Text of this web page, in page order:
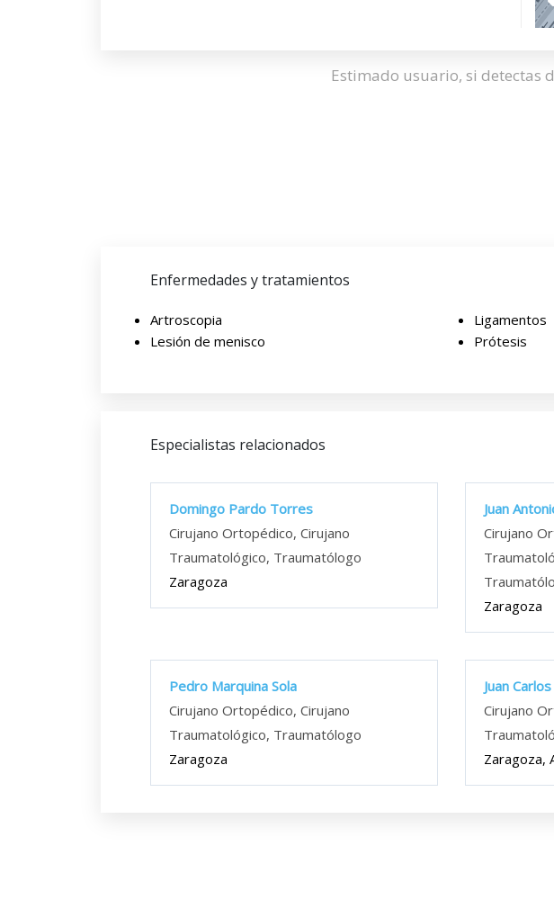
Estimado usuario, si detectas
Enfermedades y tratamientos
Artroscopia
Lesión de menisco
Ligamentos
Prótesis
Especialistas relacionados
Domingo Pardo Torres
Cirujano Ortopédico, Cirujano
Traumatológico, Traumatólogo
Zaragoza
Juan
Cirujano
Zaragoza
Pedro Marquina Sola
Cirujano Ortopédico, Cirujano
Traumatológico, Traumatólogo
Zaragoza
Juan
Cirujano
Zaragoza,